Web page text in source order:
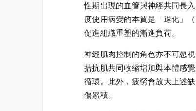
性期出現的血管與神經共同長
度使用病變的本質是「退化」
促進組織重塑的漸進負荷。
神經肌肉控制的角色亦不可忽
拮抗肌共同收縮增加與本體感
循環。此外，疲勞會放大上述
傷累積。